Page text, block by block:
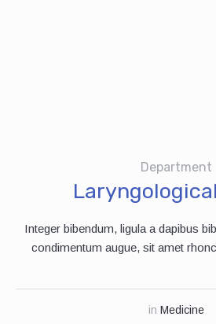
Department
Integer bibendum, ligula a dapibus
condimentum augue, sit amet
in Medicine